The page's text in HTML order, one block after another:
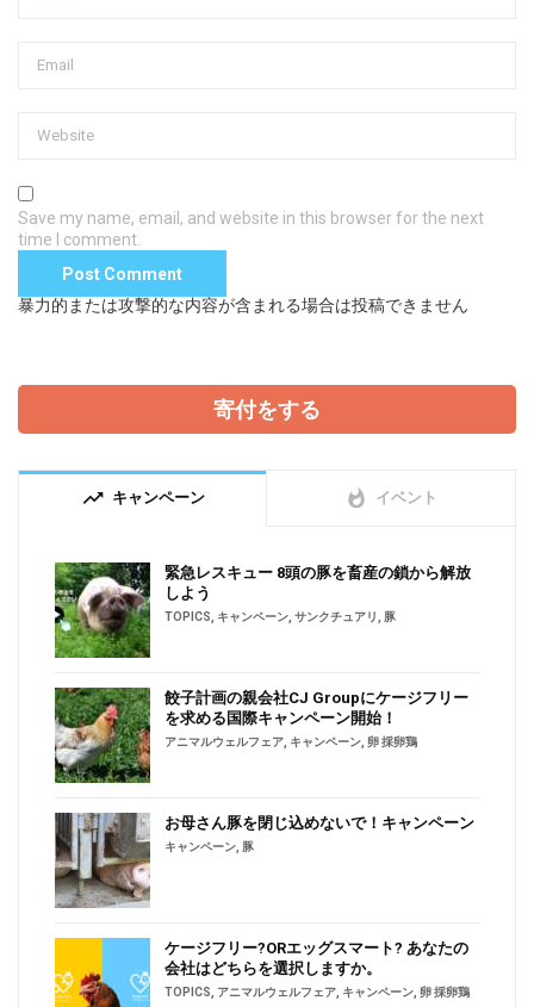
Save my name, email, and website in this browser for the next
time I comment.
暴力的または攻撃的な内容が含まれる場合は投稿できません
寄付をする
trending_up キャンペーン whatshot イベント
緊急レスキュー 8頭の豚を畜産の鎖から解放
しよう
TOPICS キャンペーン サンクチュアリ 豚
餃子計画の親会社CJ Groupにケージフリー
を求める国際キャンペーン開始！
アニマルウェルフェア キャンペーン 卵 採卵鶏
お母さん豚を閉じ込めないで！キャンペーン
キャンペーン 豚
ケージフリー?ORエッグスマート? あなたの
会社はどちらを選択しますか。
TOPICS アニマルウェルフェア キャンペーン 卵 採卵鶏